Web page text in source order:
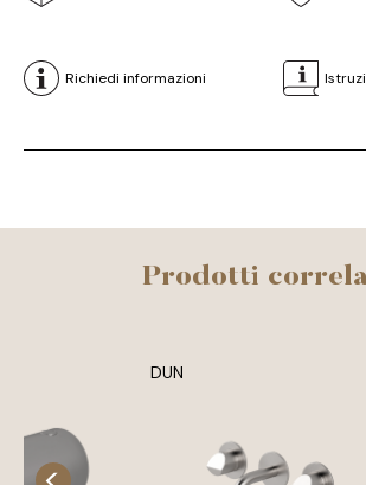
Richiedi informazioni
Prodotti
DUN